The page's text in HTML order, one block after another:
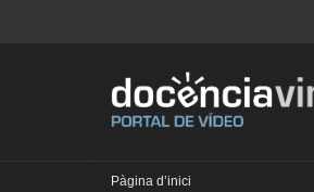
Pàgina d’inici